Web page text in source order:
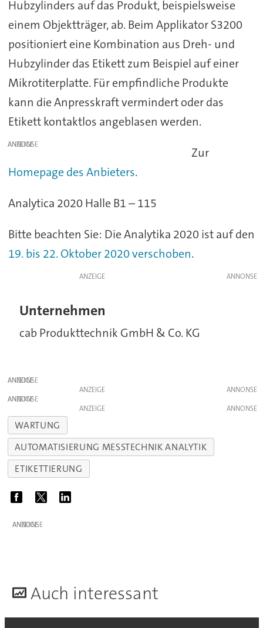
Hubzylinders auf das Produkt, beispielsweise
einem Objektträger, ab. Beim Applikator S3200
positioniert eine Kombination aus Dreh- und
Hubzylinder das Etikett zum Beispiel auf einer
Mikrotiterplatte. Für empfindliche Produkte
kann die Anpresskraft vermindert oder das
Etikett kontaktlos angeblasen werden.
ANZEIGE
Zur
Homepage des Anbieters.
Analytica 2020 Halle B1 – 115
Bitte beachten Sie: Die Analytika 2020 ist auf den
19. bis 22. Oktober 2020 verschoben.
ANZEIGE
Unternehmen
cab Produkttechnik GmbH & Co. KG
ANZEIGE
ANZEIGE
ANZEIGE
ANZEIGE
WARTUNG
AUTOMATISIERUNG MESSTECHNIK ANALYTIK
ETIKETTIERUNG
ANZEIGE
Auch interessant